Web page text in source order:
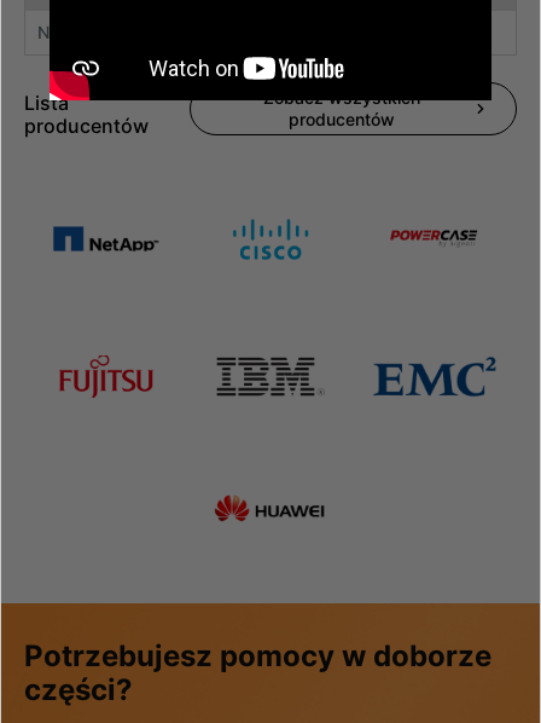
Nie
Lista
producentów
Zobacz wszystkich
producentów
Potrzebujesz pomocy w doborze
części?